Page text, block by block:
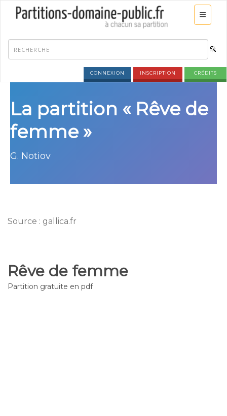
CONNEXION INSCRIPTION CRÉDITS
La partition « Rêve de
femme »
G. Notiov
Source : gallica.fr
Rêve de femme
Partition gratuite en pdf